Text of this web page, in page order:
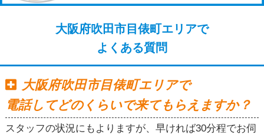
大阪府吹田市目俵町エリアで
よくある質問
大阪府吹田市目俵町エリアで
電話してどのくらいで来てもらえますか？
スタッフの状況にもよりますが、早ければ30分程でお伺